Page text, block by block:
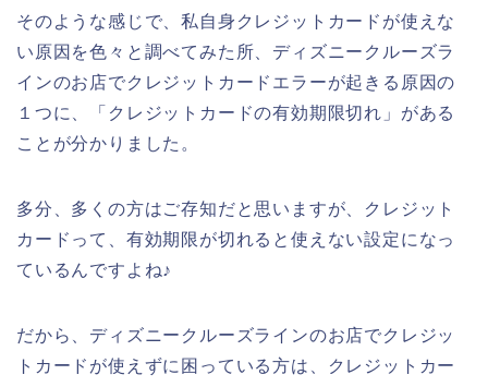
そのような感じで、私自身クレジットカードが使えな
い原因を色々と調べてみた所、ディズニークルーズラ
インのお店でクレジットカードエラーが起きる原因の
１つに、「クレジットカードの有効期限切れ」がある
ことが分かりました。
多分、多くの方はご存知だと思いますが、クレジット
カードって、有効期限が切れると使えない設定になっ
ているんですよね♪
だから、ディズニークルーズラインのお店でクレジッ
トカードが使えずに困っている方は、クレジットカー